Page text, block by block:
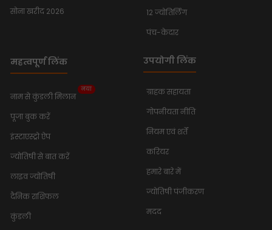
सोना खरीद 2026
12 ज्योतिर्लिंग
पंच-केदार
महत्वपूर्ण लिंक
नाम से कुंडली मिलान
नया
पूजा बुक करें
इंस्टाएस्ट्रो ऐप
ज्योतिषी से बात करें
लाइव ज्योतिषी
दैनिक राशिफल
कुंडली
उपयोगी लिंक
ग्राहक सहायता
गोपनीयता नीति
नियम एवं शर्तें
करियर
हमारे बारे में
ज्योतिषी पंजीकरण
मदद